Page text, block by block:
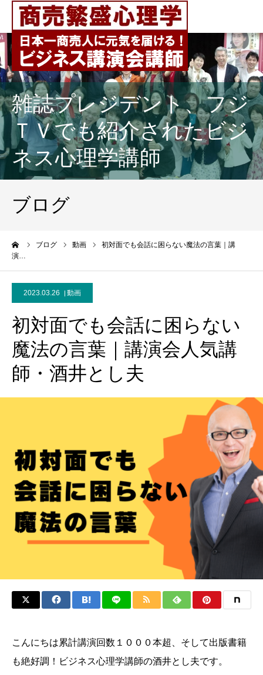
雑誌プレジデント、フジ
ＴＶでも紹介されたビジ
ネス心理学講師
ブログ
ブログ 動画
初対面でも会話に困らない魔法の言葉｜講
演…
2023.03.26 動画
初対面でも会話に困らない
魔法の言葉｜講演会人気講
師・酒井とし夫
こんにちは累計講演回数１０００本超、そして出版書籍
も絶好調！ビジネス心理学講師の酒井とし夫です。